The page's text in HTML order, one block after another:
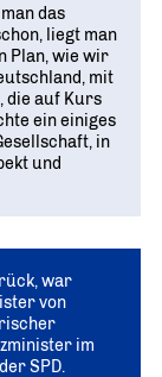
das
liegt man
Plan, wie wir
mit
die auf Kurs
ein einiges
in
und
war
von
im
SPD.